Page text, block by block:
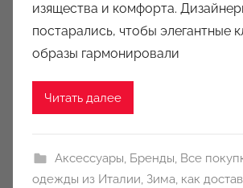
изящества и комфорта.
постарались, чтобы элегантные
образы гармонировали
Читать далее
Аксессуары, Бренды, Все
одежды из Италии, Зима, как